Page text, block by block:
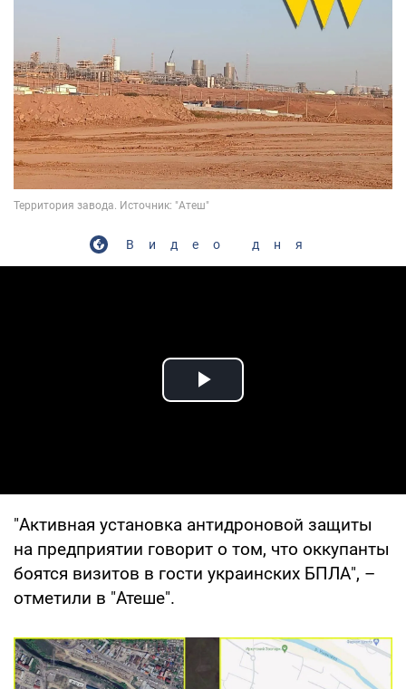
Видео дня
Play Video
"Активная установка антидроновой защиты
на предприятии говорит о том, что оккупанты
боятся визитов в гости украинских БПЛА", –
отметили в "Атеше".